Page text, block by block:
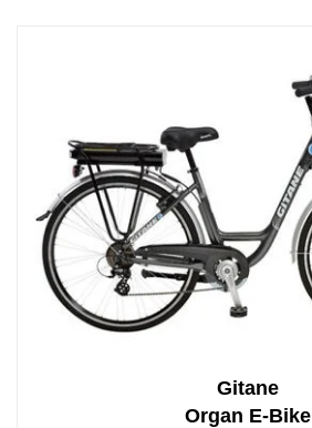
Gitane
Organ E-Bike